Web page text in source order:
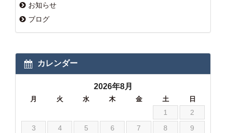
お知らせ
ブログ
カレンダー
2026年8月
月 火 水 木 金 土 日
1
2
3
4 5 6 7 8
9